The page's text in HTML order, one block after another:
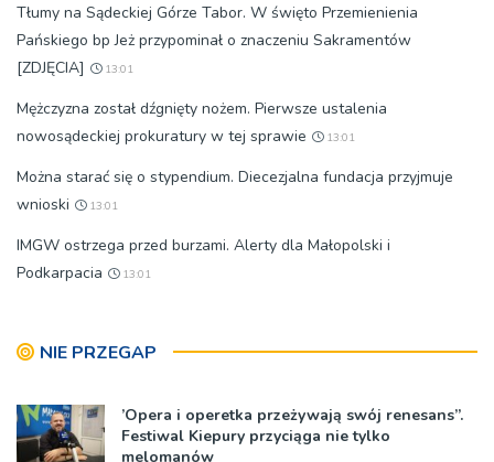
Tłumy na Sądeckiej Górze Tabor. W święto Przemienienia
Pańskiego bp Jeż przypominał o znaczeniu Sakramentów
[ZDJĘCIA]
13:01
Mężczyzna został dźgnięty nożem. Pierwsze ustalenia
nowosądeckiej prokuratury w tej sprawie
13:01
Można starać się o stypendium. Diecezjalna fundacja przyjmuje
wnioski
13:01
IMGW ostrzega przed burzami. Alerty dla Małopolski i
Podkarpacia
13:01
NIE PRZEGAP
’Opera i operetka przeżywają swój renesans”.
Festiwal Kiepury przyciąga nie tylko
melomanów